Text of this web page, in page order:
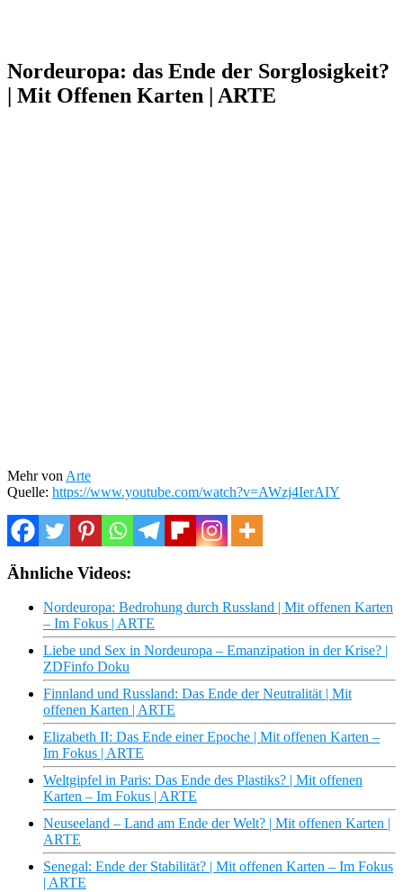
Nordeuropa: das Ende der Sorglosigkeit?
| Mit Offenen Karten | ARTE
Mehr von Arte
Quelle: https://www.youtube.com/watch?v=AWzj4IerAIY
Ähnliche Videos:
Nordeuropa: Bedrohung durch Russland | Mit offenen Karten
– Im Fokus | ARTE
Liebe und Sex in Nordeuropa – Emanzipation in der Krise? |
ZDFinfo Doku
Finnland und Russland: Das Ende der Neutralität | Mit
offenen Karten | ARTE
Elizabeth II: Das Ende einer Epoche | Mit offenen Karten –
Im Fokus | ARTE
Weltgipfel in Paris: Das Ende des Plastiks? | Mit offenen
Karten – Im Fokus | ARTE
Neuseeland – Land am Ende der Welt? | Mit offenen Karten |
ARTE
Senegal: Ende der Stabilität? | Mit offenen Karten – Im Fokus
| ARTE